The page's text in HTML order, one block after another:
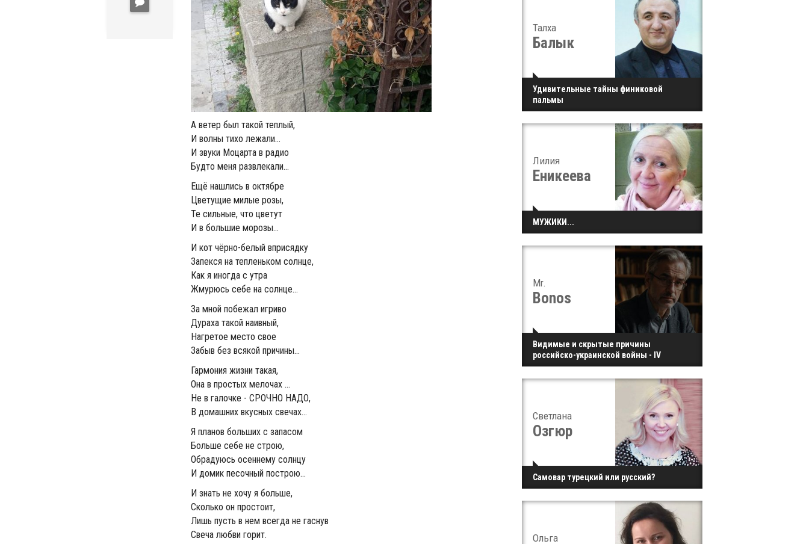
А ветер был такой теплый,
И волны тихо лежали...
И звуки Моцарта в радио
Будто меня развлекали...
Ещё нашлись в октябре
Цветущие милые розы,
Те сильные, что цветут
И в большие морозы...
И кот чёрно-белый вприсядку
Запекся на тепленьком солнце,
Как я иногда с утра
Жмурюсь себе на солнце...
За мной побежал игриво
Дураха такой наивный,
Нагретое место свое
Забыв без всякой причины...
Гармония жизни такая,
Она в простых мелочах ...
Не в галочке - СРОЧНО НАДО,
В домашних вкусных свечах...
Я планов больших с запасом
Больше себе не строю,
Обрадуюсь осеннему солнцу
И домик песочный построю...
И знать не хочу я больше,
Сколько он простоит,
Лишь пусть в нем всегда не гаснув
Свеча любви горит.
Талха
Балык
Удивительные тайны финиковой
пальмы
Лилия
Еникеева
МУЖИКИ...
Mr.
Bonos
Видимые и скрытые причины
российско-украинской войны - IV
Светлана
Озгюр
Самовар турецкий или русский?
Ольга